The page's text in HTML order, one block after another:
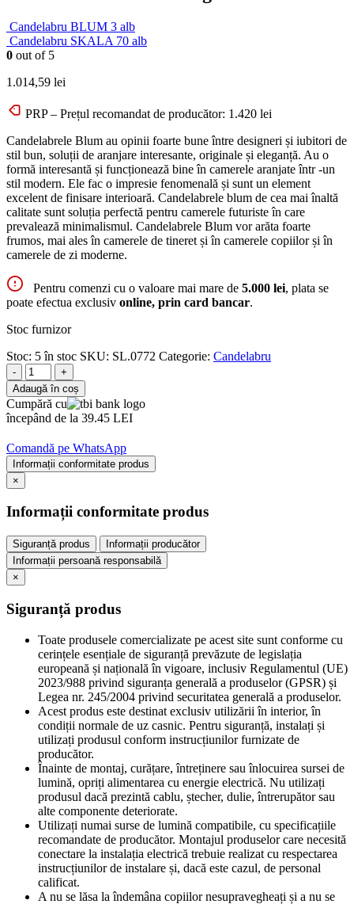
Candelabru BLUM 3 alb
Candelabru SKALA 70 alb
0 out of 5
1.014,59 lei
PRP – Prețul recomandat de producător: 1.420 lei
Candelabrele Blum au opinii foarte bune între designeri și iubitori de
stil bun, soluții de aranjare interesante, originale și eleganță. Au o
formă interesantă și funcționează bine în camerele aranjate într -un
stil modern. Ele fac o impresie fenomenală și sunt un element
excelent de finisare interioară. Candelabrele blum de cea mai înaltă
calitate sunt soluția perfectă pentru camerele futuriste în care
prevalează minimalismul. Candelabrele Blum vor arăta foarte
frumos, mai ales în camerele de tineret și în camerele copiilor și în
camerele de zi moderne.
Pentru comenzi cu o valoare mai mare de 5.000 lei, plata se
poate efectua exclusiv online, prin card bancar.
Stoc furnizor
Stoc: 5 în stoc SKU: SL.0772 Categorie: Candelabru
-
+
Adaugă în coș
Cumpără cu
începând de la 39.45 LEI
Comandă pe WhatsApp
Informații conformitate produs
×
Informații conformitate produs
Siguranță produs
Informații producător
Informații persoană responsabilă
×
Siguranță produs
Toate produsele comercializate pe acest site sunt conforme cu
cerințele esențiale de siguranță prevăzute de legislația
europeană și națională în vigoare, inclusiv Regulamentul (UE)
2023/988 privind siguranța generală a produselor (GPSR) și
Legea nr. 245/2004 privind securitatea generală a produselor.
Acest produs este destinat exclusiv utilizării în interior, în
condiții normale de uz casnic. Pentru siguranță, instalați și
utilizați produsul conform instrucțiunilor furnizate de
producător.
Înainte de montaj, curățare, întreținere sau înlocuirea sursei de
lumină, opriți alimentarea cu energie electrică. Nu utilizați
produsul dacă prezintă cablu, ștecher, dulie, întrerupător sau
alte componente deteriorate.
Utilizați numai surse de lumină compatibile, cu specificațiile
recomandate de producător. Montajul produselor care necesită
conectare la instalația electrică trebuie realizat cu respectarea
instrucțiunilor de instalare și, dacă este cazul, de personal
calificat.
A nu se lăsa la îndemâna copiilor nesupravegheați și a nu se